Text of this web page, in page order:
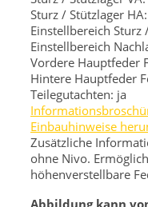
Sturz / Stützlager
Einstellbereich Sturz
Einstellbereich
Vordere Hauptfeder
Hintere Hauptfeder
Teilegutachten: ja
Einbauhinweise
Zusätzliche
ohne Nivo.
höhenverstellbare